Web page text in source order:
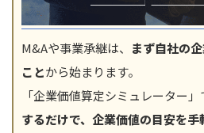
M&Aや事業承継は、 まず自社の
ことから始まります。
「企業価値算定シミュレーター」
するだけで、企業価値の目安を手